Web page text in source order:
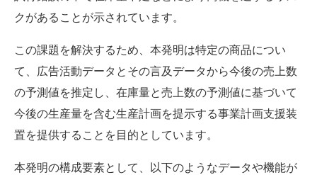
クがあることが示されています。
この課題を解決するため、本発明は特定の商品につい
て、広告活動データとその言及データから今後の売上数
の予測値を推定し、在庫量と売上数の予測値に基づいて
今後の生産量を含む生産計画を提示する事業計画支援装
置を提供することを目的としています。
本発明の構成要素として、以下のようなデータや機能が